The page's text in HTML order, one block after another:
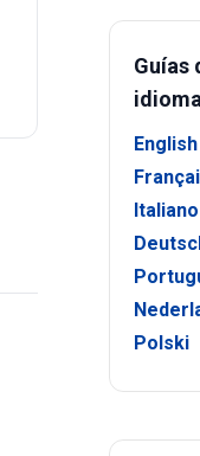
Guías
English
Italiano
Polski